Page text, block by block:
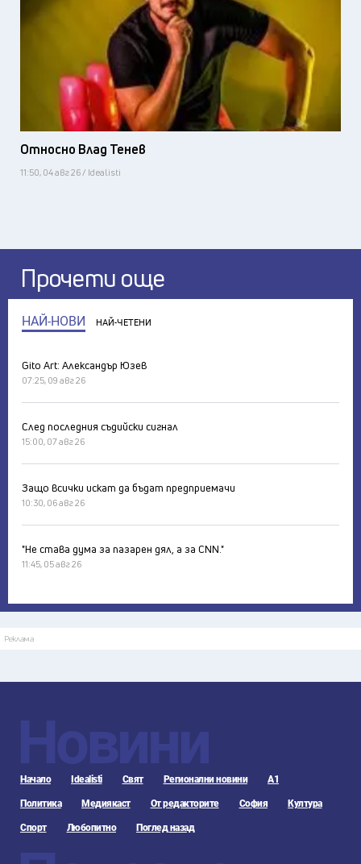
Относно Влад Тенев
11:50, 04 авг 26 / Idealisti
Прочети още
НАЙ-НОВИ НАЙ-ЧЕТЕНИ
Gito Art: Александър Юзев
07:25, 09 авг 26
След последния съдийски сигнал
15:00, 07 авг 26
Защо всички искат да бъдат предприемачи
10:30, 06 авг 26
"Не става дума за пазарен дял, а за CNN."
11:45, 05 авг 26
Реклама
Новини
Начало Idealisti Свят Регионални новини А1
Политика Медиякаст От редакторите София Култура
Спорт Любопитно Поглед назад